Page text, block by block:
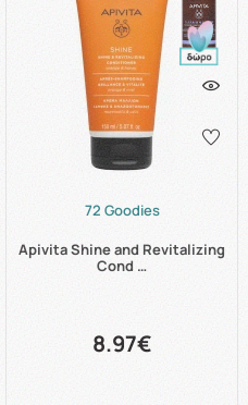
72 Goodies
Apivita Shine and Revitalizing
Cond …
8.97€